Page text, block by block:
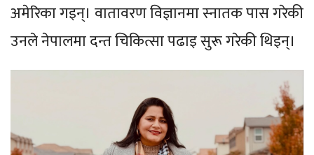
अमेरिका गइन्। वातावरण विज्ञानमा स्नातक पास गरेकी
उनले नेपालमा दन्त चिकित्सा पढाइ सुरू गरेकी थिइन्।